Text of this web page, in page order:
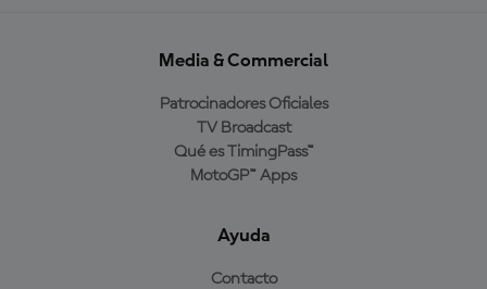
Media & Commercial
Patrocinadores Oficiales
TV Broadcast
Qué es TimingPass™
MotoGP™ Apps
Ayuda
Contacto